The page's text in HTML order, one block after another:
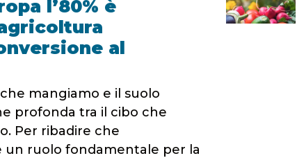
l’80% è
al
mangiamo e il suolo
profonda tra il cibo che
Per ribadire che
un ruolo fondamentale per la